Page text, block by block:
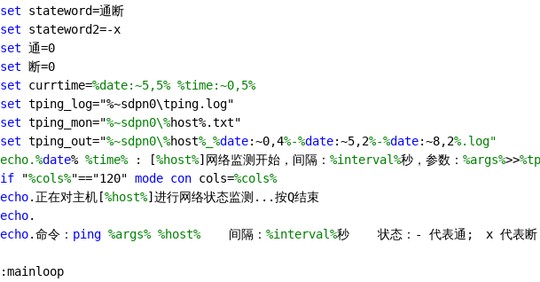
set stateword=通断
set stateword2=-x
set 通=0
set 断=0
set currtime=%date:~5,5% %time:~0,5%
set tping_log="%~sdpn0\tping.log"
set tping_mon="%~sdpn0\%host%.txt"
set tping_out="%~sdpn0\%host%_%date:~0,4%-%date:~5,2%-%date:~8,2%.log"
echo.%date% %time% : [%host%]网络监测开始，间隔： %interval%秒，参数： %args%>>
if "%cols%"=="120" mode con cols=%cols%
echo.正在对主机[%host%]进行网络状态监测...按Q结束
echo.
echo.命令： ping %args% %host%
    间隔：
%interval%秒    状态：- 代表通;　x 代表断
:mainloop